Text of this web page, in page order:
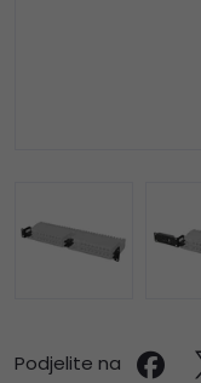
Podjelite na